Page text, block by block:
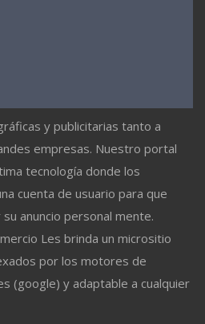
y publicitarias tanto a
empresas. Nuestro portal
tecnología donde los
cuenta de usuario para que
anuncio personal mente.
Les brinda un micrositio
por los motores de
(google) y adaptable a cualquier